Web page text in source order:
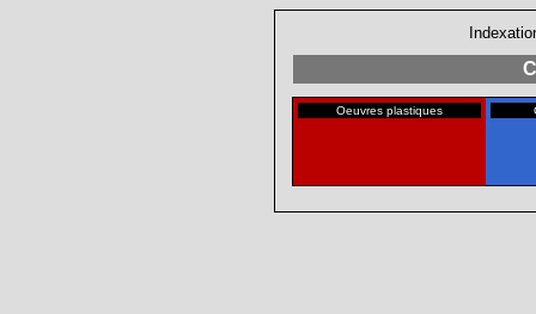
Oeuvres plastiques